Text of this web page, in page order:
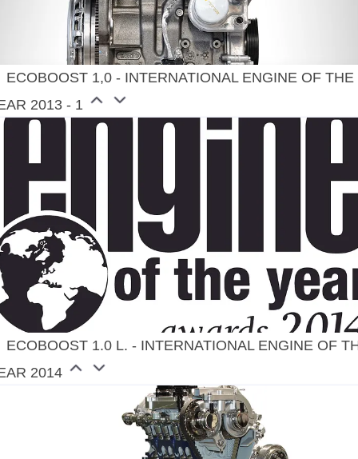
ECOBOOST 1,0 - INTERNATIONAL ENGINE OF THE
2013 - 1
ECOBOOST 1.0 L. - INTERNATIONAL ENGINE OF
2014